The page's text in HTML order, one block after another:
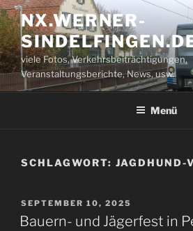
Zum
Inhalt
springen
NX.WERNER-
viele Fotos, Verkehrsbeiträchtigungen,
Veranstaltungsberichte, News, usw.
Menü
SCHLAGWORT: JAGDHUND-
VERÖFFENTLICHT
AM
SEPTEMBER 10, 2025
Bauern- und Jägerfest in